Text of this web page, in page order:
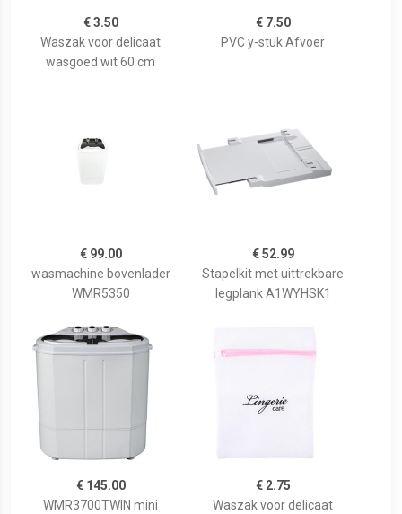
€ 3.50
Waszak voor delicaat
wasgoed wit 60 cm
€ 7.50
PVC y-stuk Afvoer
€ 99.00
wasmachine bovenlader
WMR5350
€ 52.99
Stapelkit met uittrekbare
legplank A1WYHSK1
€ 145.00
WMR3700TWIN mini
€ 2.75
Waszak voor delicaat